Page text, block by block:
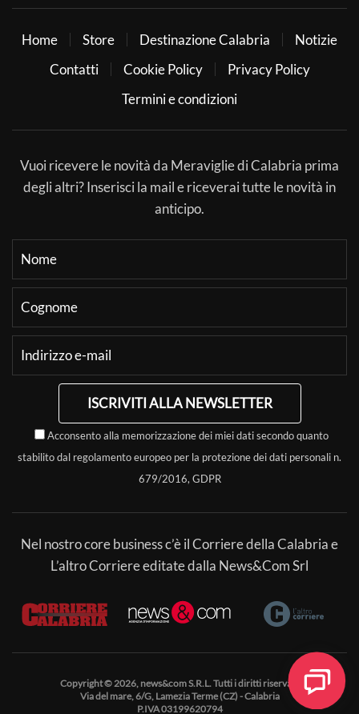
Home Store Destinazione Calabria
Notizie
Contatti
Cookie Policy
Privacy Policy
Termini e condizioni
Vuoi ricevere le novità da Meraviglie di Calabria prima
degli altri? Inserisci la mail e riceverai tutte le novità in
anticipo.
ISCRIVITI ALLA NEWSLETTER
Acconsento alla memorizzazione dei miei dati secondo quanto
stabilito dal regolamento europeo per la protezione dei dati personali n.
679/2016, GDPR
Nel nostro core business c’è il Corriere della Calabria e
L’altro Corriere editate dalla News&Com Srl
Copyright © 2026, news&com S.R.L. Tutti i diritti riservati.
Via del mare, 6/G, Lamezia Terme (CZ) - Calabria
P.IVA 03199620794